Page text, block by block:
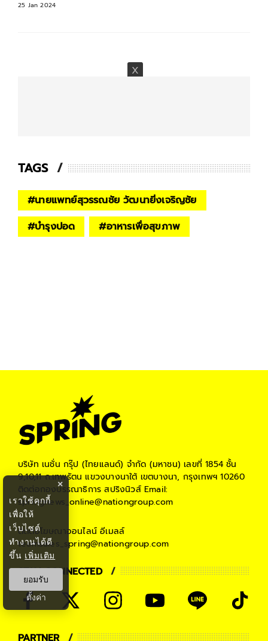
25 Jan 2024
TAGS
#นายแพทย์สุวรรณชัย วัฒนายิ่งเจริญชัย
#บำรุงปอด #อาหารเพื่อสุขภาพ
บริษัท เนชั่น กรุ๊ป (ไทยแลนด์) จำกัด (มหาชน) เลขที่ 1854 ชั้น
9,10,11 ถ.เทพรัตน แขวงบางนาใต้ เขตบางนา, กรุงเทพฯ 10260
ติดต่อกองบรรณาธิการ สปริงนิวส์Email:
springnews_online@nationgroup.com
ติดต่อโฆษณาออนไลน์ อีเมลล์
teamsales_spring@nationgroup.com
STAY CONNECTED
PARTNER
×
เราใช้คุกกี้
เพื่อให้
เว็บไซต์
ทำงานได้ดี
ขึ้น เพิ่มเติม
ยอมรับ
ตั้งค่า